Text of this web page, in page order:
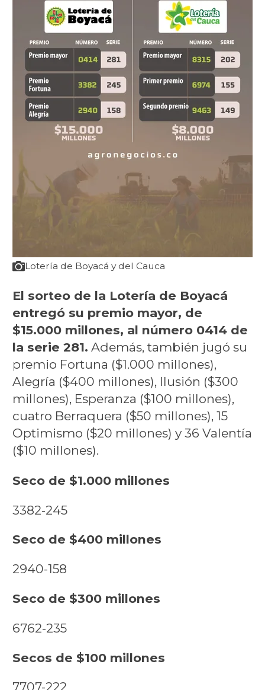
Lotería de Boyacá y del Cauca
El sorteo de la Lotería de Boyacá
entregó su premio mayor, de
$15.000 millones, al número 0414 de
la serie 281. Además, también jugó su
premio Fortuna ($1.000 millones),
Alegría ($400 millones), Ilusión ($300
millones), Esperanza ($100 millones),
cuatro Berraquera ($50 millones), 15
Optimismo ($20 millones) y 36 Valentía
($10 millones).
Seco de $1.000 millones
3382-245
Seco de $400 millones
2940-158
Seco de $300 millones
6762-235
Secos de $100 millones
7707-222